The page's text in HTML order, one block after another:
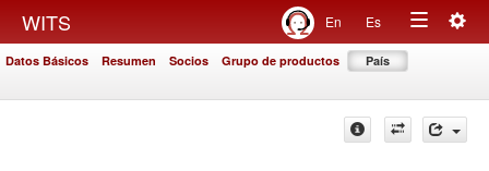
WITS En Es
Toggle
Datos Básicos Resumen Socios Grupo de productos País